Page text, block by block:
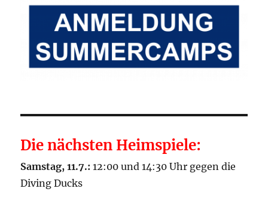
Die nächsten Heimspiele:
Samstag, 11.7.: 12:00 und 14:30 Uhr gegen die
Diving Ducks